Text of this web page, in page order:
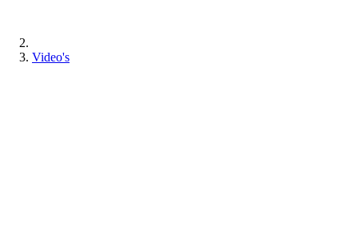
Video's